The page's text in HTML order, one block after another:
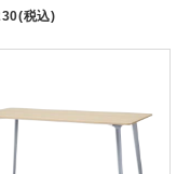
(税込)